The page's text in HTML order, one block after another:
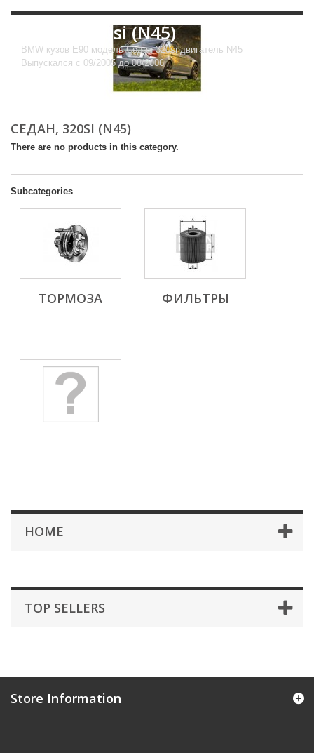
Седан, 320si (N45)
BMW кузов E90 модель Седан 320si двигатель N45
Выпускался с 09/2005 до 08/2006
СЕДАН, 320SI (N45)
There are no products in this category.
Subcategories
ТОРМОЗА ФИЛЬТРЫ
HOME
TOP SELLERS
Store Information